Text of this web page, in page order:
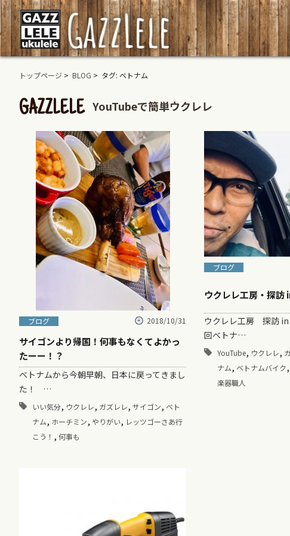
トップページ > BLOG > タグ: ベトナム
GAZZLELE YouTubeで簡単ウクレレ
ブログ 2018/10/31
サイゴンより帰国！何事もなくてよかっ
たーー！？
ベトナムから今朝早朝、日本に戻ってきまし
た！ …
いい気分, ウクレレ, ガズレレ, サイゴン, ベト
ナム, ホーチミン, やりがい, レッツゴーさあ行
こう！ , 何事も
ブログ
ウクレレ工房・探訪
ウクレレ工房 探訪
回ベトナ…
YouTube, ウクレレ,
ナム, ベトナムバイク,
楽器職人